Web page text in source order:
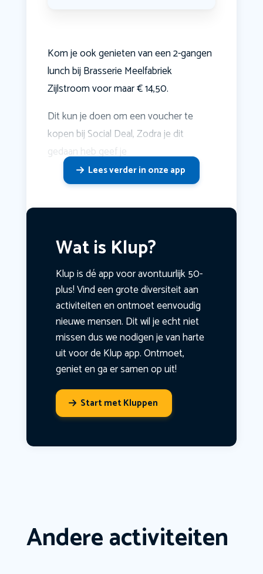
Kom je ook genieten van een 2-gangen
lunch bij Brasserie Meelfabriek
Zijlstroom voor maar € 14,50.
Dit kun je doen om een voucher te
kopen bij Social Deal, Zodra je dit
gedaan heb geef je
Lees verder in onze app
Wat is Klup?
Klup is dé app voor avontuurlijk 50-
plus! Vind een grote diversiteit aan
activiteiten en ontmoet eenvoudig
nieuwe mensen. Dit wil je echt niet
missen dus we nodigen je van harte
uit voor de Klup app. Ontmoet,
geniet en ga er samen op uit!
Start met Kluppen
Andere activiteiten